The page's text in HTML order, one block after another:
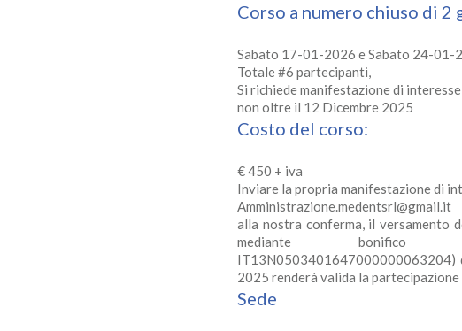
Corso a numero chiuso di 2
Sabato 17-01-2026 e Sabato 24-01-
Totale #6 partecipanti,
Si richiede manifestazione di
non oltre il 12 Dicembre 2025
Costo del corso:
€ 450 + iva
Inviare la propria manifestazione di
Amministrazione.medentsrl@gmail.it
alla nostra conferma, il versamento
mediante bonifico
IT13N0503401647000000063204)
2025 renderà valida la partecipazione
Sede